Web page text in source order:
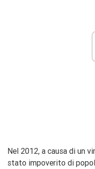
Nel 2012, a causa di un
stato impoverito di